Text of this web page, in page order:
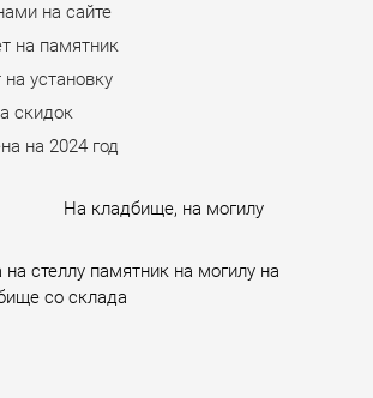
на сайте
на памятник
на установку
скидок
на 2024 год
На кладбище, на могилу
стеллу памятник на могилу на
со склада